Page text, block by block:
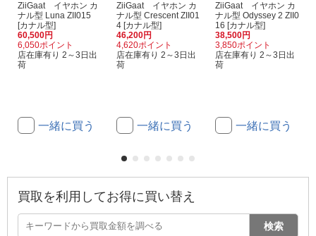
ZiiGaat イヤホン カ
ナル型 Luna ZII015
[カナル型]
60,500円
6,050ポイント
店在庫有り 2～3日出
荷
一緒に買う
ZiiGaat イヤホン カ
ナル型 Crescent ZII01
4 [カナル型]
46,200円
4,620ポイント
店在庫有り 2～3日出
荷
一緒に買う
ZiiGaat イヤホン カ
ナル型 Odyssey 2 ZII0
16 [カナル型]
38,500円
3,850ポイント
店在庫有り 2～3日出
荷
一緒に買う
買取を利用してお得に買い替え
検索